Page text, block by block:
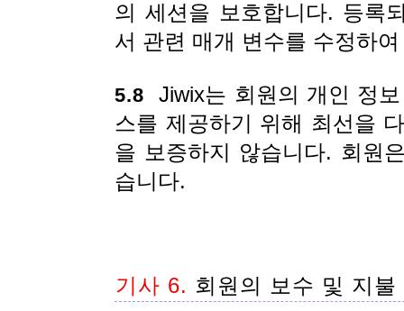
의 세션을 보호합니다. 등록
서 관련 매개 변수를 수정하
5.8 Jiwix는 회원의 개인 정
스를 제공하기 위해 최선을
을 보증하지 않습니다. 회원
습니다.
기사 6. 회원의 보수 및 지불